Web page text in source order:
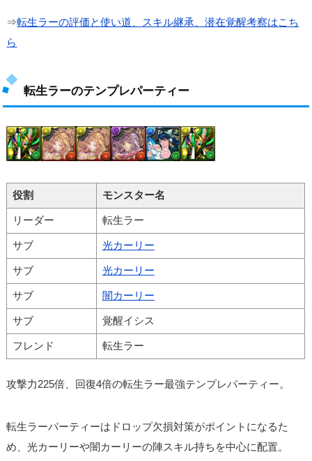
⇒転生ラーの評価と使い道、スキル継承、潜在覚醒考察はこち
ら
転生ラーのテンプレパーティー
役割 モンスター名
リーダー 転生ラー
サブ 光カーリー
サブ 光カーリー
サブ 闇カーリー
サブ 覚醒イシス
フレンド 転生ラー
攻撃力225倍、回復4倍の転生ラー最強テンプレパーティー。
転生ラーパーティーはドロップ欠損対策がポイントになるた
め、光カーリーや闇カーリーの陣スキル持ちを中心に配置。